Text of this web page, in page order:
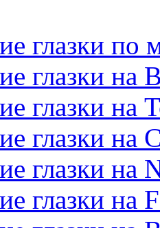
глазки по
глазки на
глазки на
глазки на
глазки на
глазки на